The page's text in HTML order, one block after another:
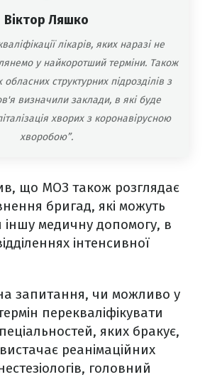
Віктор Ляшко
лікарів, яких наразі не
у найкоротший терміни. Також
обласних структурних підрозділів з
визначили заклади, в які буде
хворих з коронавірусною
хворобою”.
що МОЗ також розглядає
бригад, які можуть
іншу медичну допомогу, в
інтенсивної
запитання, чи можливо у
перекваліфікувати
яких бракує,
реанімаційних
головний